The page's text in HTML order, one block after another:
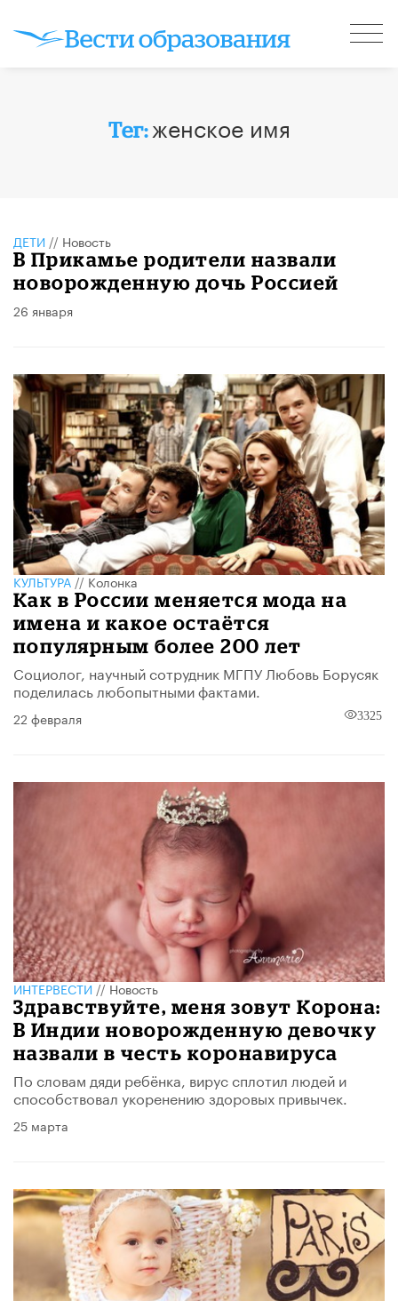
Тег:женское имя
ДЕТИ // Новость
В Прикамье родители назвали
новорожденную дочь Россией
26 января
КУЛЬТУРА//Колонка
Как в России меняется мода на
имена и какое остаётся
популярным более 200 лет
Социолог, научный сотрудник МГПУ Любовь Борусяк
поделилась любопытными фактами.
22 февраля 3325
ИНТЕРВЕСТИ//Новость
Здравствуйте, меня зовут Корона:
В Индии новорожденную девочку
назвали в честь коронавируса
По словам дяди ребёнка, вирус сплотил людей и
способствовал укоренению здоровых привычек.
25 марта